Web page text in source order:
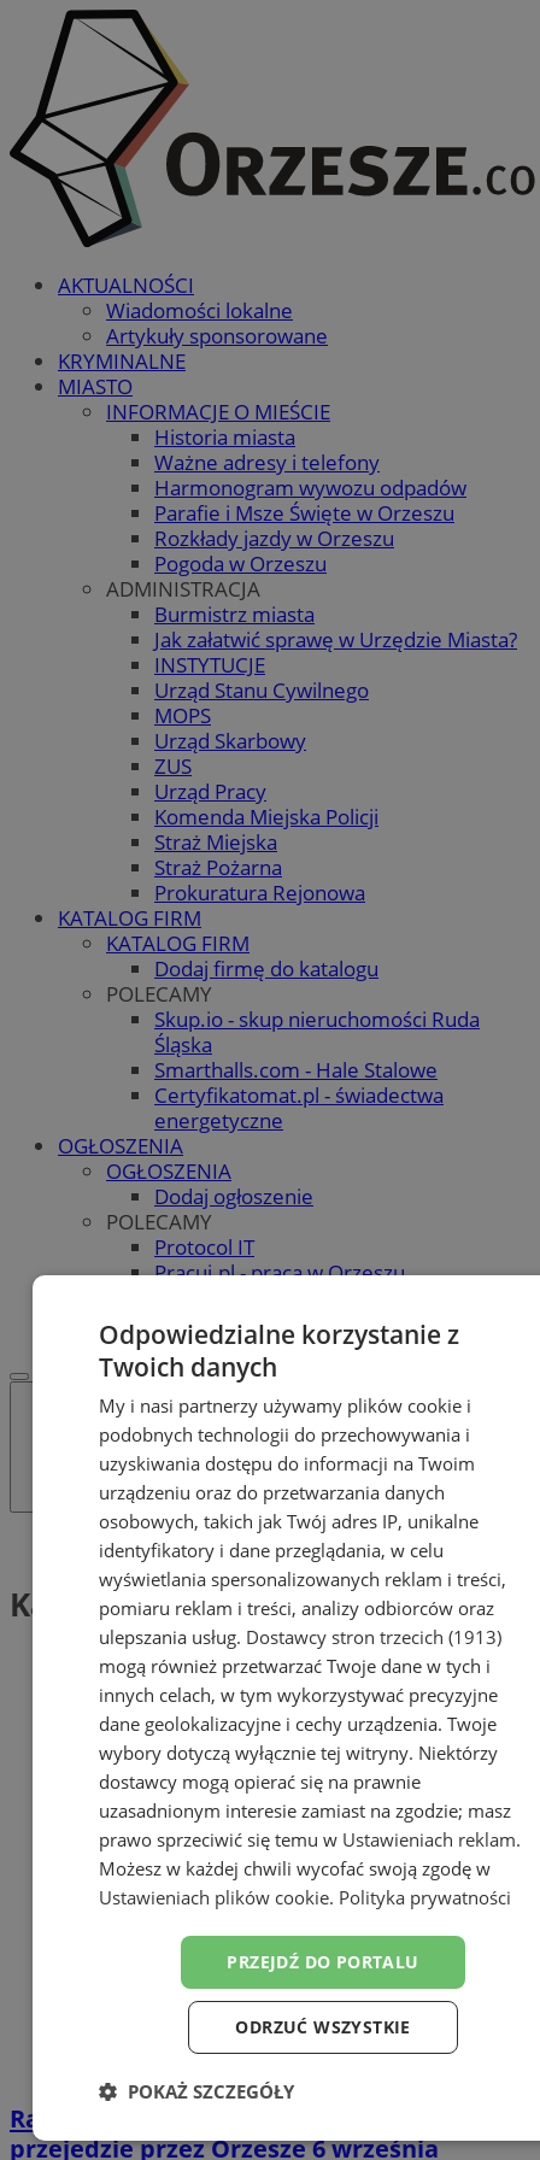
AKTUALNOŚCI
Wiadomości lokalne
Artykuły sponsorowane
KRYMINALNE
MIASTO
INFORMACJE O MIEŚCIE
Historia miasta
Ważne adresy i telefony
Harmonogram wywozu odpadów
Parafie i Msze Święte w Orzeszu
Rozkłady jazdy w Orzeszu
Pogoda w Orzeszu
ADMINISTRACJA
Burmistrz miasta
Jak załatwić sprawę w Urzędzie Miasta?
INSTYTUCJE
Urząd Stanu Cywilnego
MOPS
Urząd Skarbowy
ZUS
Urząd Pracy
Komenda Miejska Policji
Straż Miejska
Straż Pożarna
Prokuratura Rejonowa
KATALOG FIRM
KATALOG FIRM
Dodaj firmę do katalogu
POLECAMY
Skup.io - skup nieruchomości Ruda
Śląska
Smarthalls.com - Hale Stalowe
Certyfikatomat.pl - świadectwa
energetyczne
OGŁOSZENIA
OGŁOSZENIA
Dodaj ogłoszenie
POLECAMY
Protocol IT
Pracuj.pl - praca w Orzeszu
WSPÓŁPRACA
Tag: Katowice – Ostrawa
Katowice – Ostrawa (1)
Rajd rowerowy Katowice – Ostrawa
przejedzie przez Orzesze 6 września
Odpowiedzialne korzystanie z
Twoich danych
My i nasi partnerzy używamy plików cookie i
podobnych technologii do przechowywania i
uzyskiwania dostępu do informacji na Twoim
urządzeniu oraz do przetwarzania danych
osobowych, takich jak Twój adres IP, unikalne
identyfikatory i dane przeglądania, w celu
wyświetlania spersonalizowanych reklam i treści,
pomiaru reklam i treści, analizy odbiorców oraz
ulepszania usług. Dostawcy stron trzecich (1913)
mogą również przetwarzać Twoje dane w tych i
innych celach, w tym wykorzystywać precyzyjne
dane geolokalizacyjne i cechy urządzenia. Twoje
wybory dotyczą wyłącznie tej witryny. Niektórzy
dostawcy mogą opierać się na prawnie
uzasadnionym interesie zamiast na zgodzie; masz
prawo sprzeciwić się temu w Ustawieniach reklam.
Możesz w każdej chwili wycofać swoją zgodę w
Ustawieniach plików cookie. Polityka prywatności
PRZEJDŹ DO PORTALU
ODRZUĆ WSZYSTKIE
POKAŻ SZCZEGÓŁY
Niezbędne Wydajność Targetowanie